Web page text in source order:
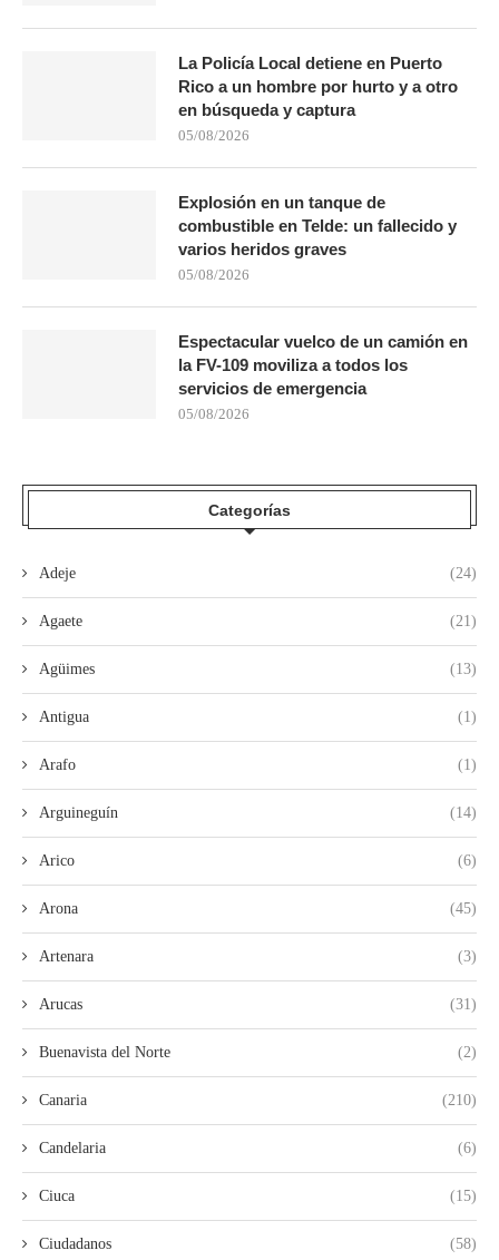
La Policía Local detiene en Puerto
Rico a un hombre por hurto y a otro
en búsqueda y captura
05/08/2026
Explosión en un tanque de
combustible en Telde: un fallecido y
varios heridos graves
05/08/2026
Espectacular vuelco de un camión en
la FV-109 moviliza a todos los
servicios de emergencia
05/08/2026
Categorías
Adeje (24)
Agaete (21)
Agüimes (13)
Antigua (1)
Arafo (1)
Arguineguín (14)
Arico (6)
Arona (45)
Artenara (3)
Arucas (31)
Buenavista del Norte (2)
Canaria (210)
Candelaria (6)
Ciuca (15)
Ciudadanos (58)